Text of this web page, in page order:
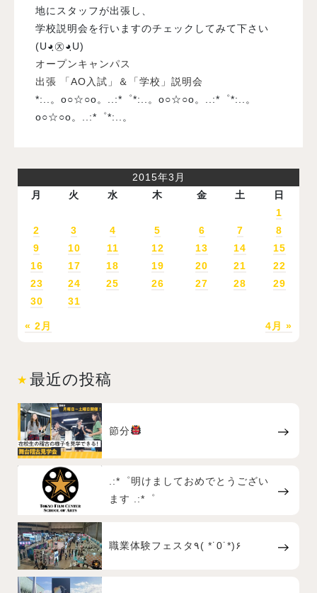
地にスタッフが出張し、
学校説明会を行いますのチェックしてみて下さい
(U◕ฺ㉨◕ฺU)
オープンキャンパス
出張 「AO入試」＆「学校」説明会
*:..。o○☆○o。..:*゜*:..。o○☆○o。..:*゜*:..。
o○☆○o。..:*゜*:..。
2015年3月
月
火 水 木 金 土 日
« 2月 4月 »
1
2
3 4 5 6 7
8
9
10 11 12 13 14
15
16
17 18 19 20 21
22
23
24 25 26 27 28
29
30
31
最近の投稿
節分
.:*゜明けましておめでとうござい
ます .:*゜
職業体験フェスタ٩( *˙0˙*)۶